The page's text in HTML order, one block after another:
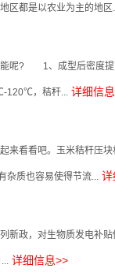
区都是以农业为主的地区
能呢? 1、成型后密度提
120℃，秸秆... 详细信
来看看吧。玉米秸秆压
杂质也容易使得节流... 详
政，对生物质发电补贴
详细信息>>